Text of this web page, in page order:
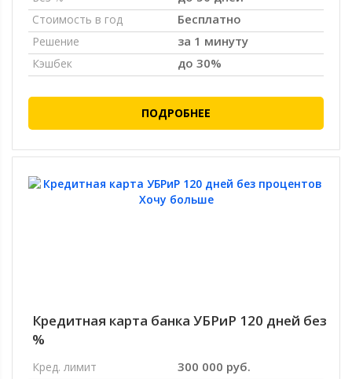
Стоимость в год Бесплатно
Решение за 1 минуту
Кэшбек до 30%
ПОДРОБНЕЕ
Кредитная карта банка УБРиР 120 дней без
%
Кред. лимит 300 000 руб.